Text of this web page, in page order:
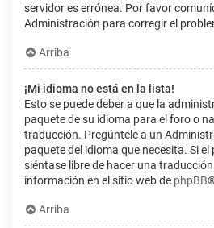
servidor es errónea. Por favor
Administración para corregir el
Arriba
¡Mi idioma no está en la lista!
Esto se puede deber a que la
paquete de su idioma para el foro o
traducción. Pregúntele a un
paquete del idioma que necesita. Si el
siéntase libre de hacer una
información en el sitio web de phpBB
Arriba